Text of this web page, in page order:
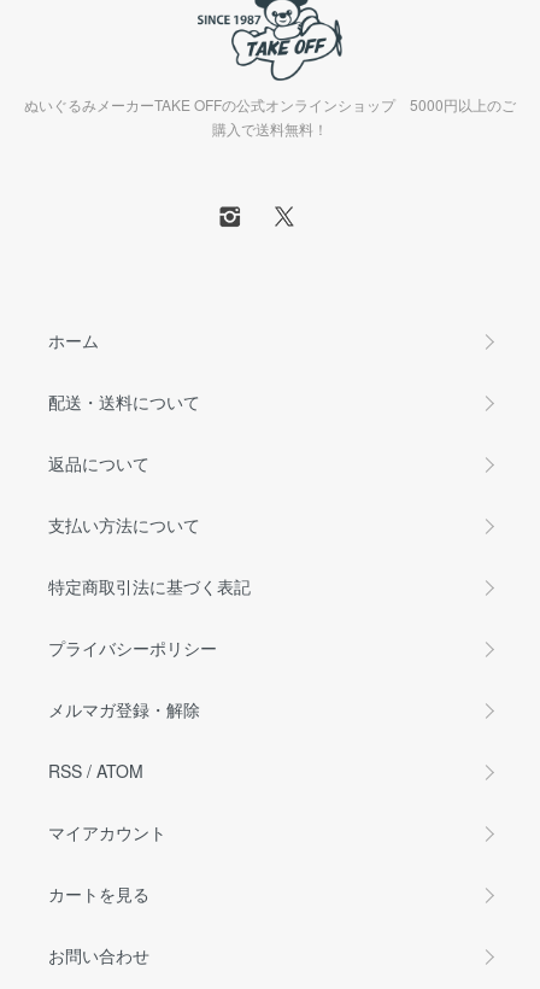
ぬいぐるみメーカーTAKE OFFの公式オンラインショップ 5000円以上のご
購入で送料無料！
ホーム
配送・送料について
返品について
支払い方法について
特定商取引法に基づく表記
プライバシーポリシー
メルマガ登録・解除
RSS / ATOM
マイアカウント
カートを見る
お問い合わせ